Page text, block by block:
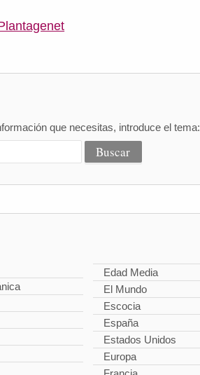
que necesitas, introduce el tema:
Edad Media
El Mundo
Escocia
España
Estados Unidos
Europa